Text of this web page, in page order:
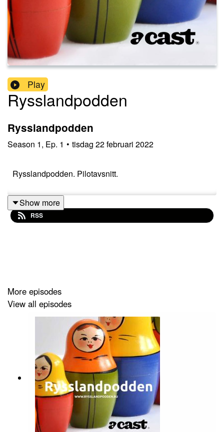
Play
Rysslandpodden
Rysslandpodden
Season 1, Ep. 1 • tisdag 22 februari 2022
Rysslandpodden. Pilotavsnitt.
Show more
RSS
More episodes
View all episodes